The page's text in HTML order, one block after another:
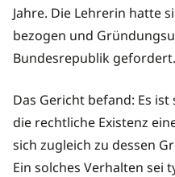
Jahre. Die Lehrerin hatte
bezogen und
Bundesrepublik gefordert.
Das Gericht befand: Es
die rechtliche Existenz
sich zugleich zu dessen
Ein solches Verhalten sei